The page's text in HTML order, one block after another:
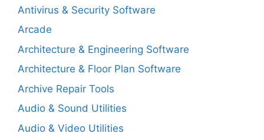
Antivirus & Security Software
Arcade
Architecture & Engineering Software
Architecture & Floor Plan Software
Archive Repair Tools
Audio & Sound Utilities
Audio & Video Utilities